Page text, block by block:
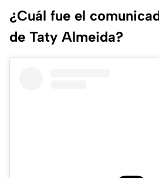
¿Cuál fue el
de Taty Almeida?